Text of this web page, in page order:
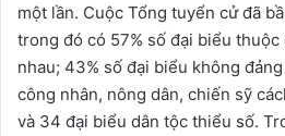
một lần. Cuộc Tổng tuyển cử đã
trong đó có 57% số đại biểu thuộc
nhau; 43% số đại biểu không
công nhân, nông dân, chiến sỹ
và 34 đại biểu dân tộc thiểu số.